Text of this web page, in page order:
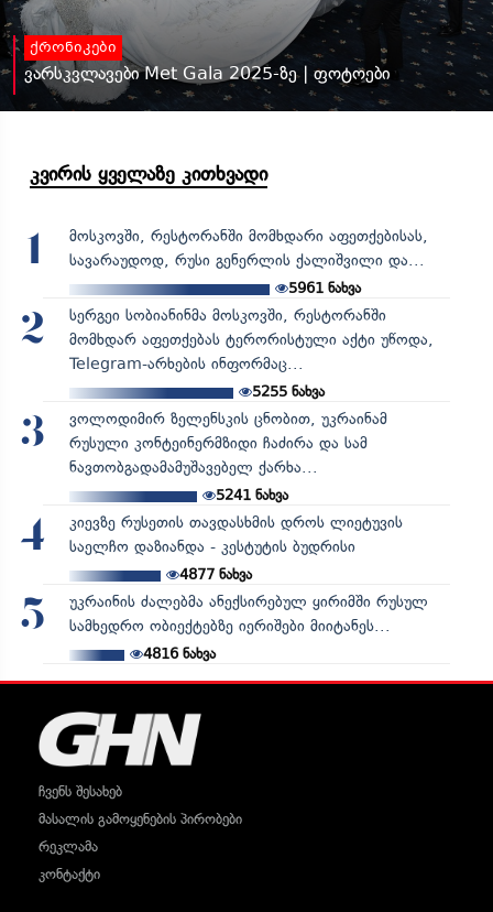
ქრონიკები
ვარსკვლავები Met Gala 2025-ზე | ფოტოები
კვირის ყველაზე კითხვადი
1
მოსკოვში, რესტორანში მომხდარი აფეთქებისას,
სავარაუდოდ, რუსი გენერლის ქალიშვილი და...
5961 ნახვა
2
სერგეი სობიანინმა მოსკოვში, რესტორანში
მომხდარ აფეთქებას ტერორისტული აქტი უწოდა,
Telegram-არხების ინფორმაც...
5255ნახვა
3
ვოლოდიმირ ზელენსკის ცნობით, უკრაინამ
რუსული კონტეინერმზიდი ჩაძირა და სამ
ნავთობგადამამუშავებელ ქარხა...
5241ნახვა
4
კიევზე რუსეთის თავდასხმის დროს ლიეტუვის
საელჩო დაზიანდა - კესტუტის ბუდრისი
4877ნახვა
5
უკრაინის ძალებმა ანექსირებულ ყირიმში რუსულ
სამხედრო ობიექტებზე იერიშები მიიტანეს...
4816ნახვა
ჩვენს შესახებ
მასალის გამოყენების პირობები
რეკლამა
კონტაქტი